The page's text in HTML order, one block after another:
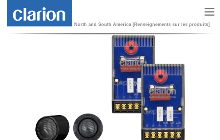
North and South America [Renseignements sur les produits]